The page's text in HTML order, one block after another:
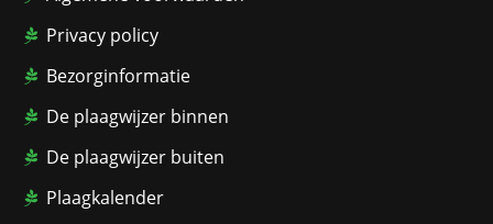
Privacy policy
Bezorginformatie
De plaagwijzer binnen
De plaagwijzer buiten
Plaagkalender